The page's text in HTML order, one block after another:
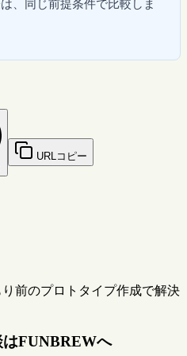
、同じ前提条件で比較しま
URLコピー
前のプロトタイプ作成で解決
はFUNBREWへ